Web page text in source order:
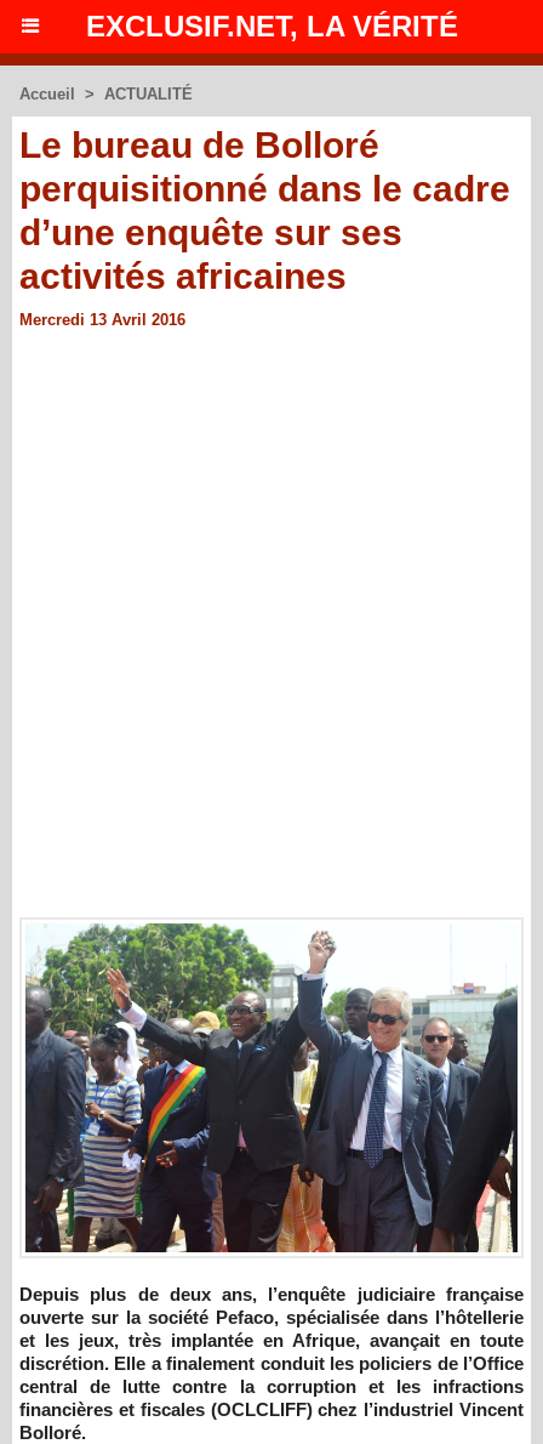
EXCLUSIF.NET, LA VÉRITÉ
Accueil > ACTUALITÉ
Le bureau de Bolloré
perquisitionné dans le cadre
d’une enquête sur ses
activités africaines
Mercredi 13 Avril 2016
Depuis plus de deux ans, l’enquête judiciaire française
ouverte sur la société Pefaco, spécialisée dans l’hôtellerie
et les jeux, très implantée en Afrique, avançait en toute
discrétion. Elle a finalement conduit les policiers de l’Office
central de lutte contre la corruption et les infractions
financières et fiscales (OCLCLIFF) chez l’industriel Vincent
Bolloré.